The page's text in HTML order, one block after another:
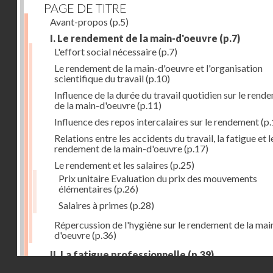
PAGE DE TITRE
Avant-propos (p.5)
I. Le rendement de la main-d'oeuvre (p.7)
L'effort social nécessaire(p.7)
Le rendement de la main-d'oeuvre et l'organisation
scientifique du travail(p.10)
Influence de la durée du travail quotidien sur le
de la main-d'oeuvre(p.11)
Influence des repos intercalaires sur le rendement
Relations entre les accidents du travail, la fatigue et
rendement de la main-d'oeuvre(p.17)
Le rendement et les salaires (p.25)
Prix unitaire Evaluation du prix des mouvements
élémentaires (p.26)
Salaires à primes (p.28)
Répercussion de l'hygiène sur le rendement de la
d'oeuvre(p.36)
II. La fatigue professionnelle(p.39)